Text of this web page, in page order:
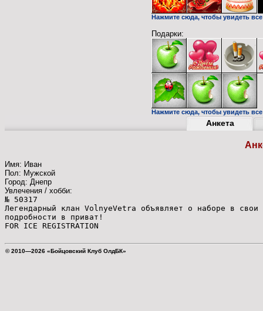
Нажмите сюда, чтобы увидеть
Подарки:
Нажмите сюда, чтобы увидеть
Анкета
Имя: Иван
Пол: Мужской
Город: Днепр
Увлечения / хобби:
№ 50317
Легендарный клан VolnyeVetra объявляет о наборе в
подробности в приват!
FOR ICE REGISTRATION
© 2010—2026 «Бойцовский Клуб ОлдБК»